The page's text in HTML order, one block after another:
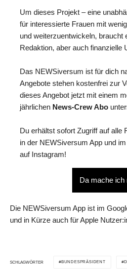
Um dieses Projekt – eine
für interessierte Frauen mit
und weiterzuentwickeln, braucht
Redaktion, aber auch finanzielle
Das NEWSiversum ist für dich
Angebote stehen kostenfrei zur
dieses Angebot jetzt mit einem
jährlichen News-Crew Abo
Du erhältst sofort Zugriff auf alle
in der NEWSiversum App und
auf Instagram!
Da mache ich
Die NEWSiversum App ist im
und in Kürze auch für Apple
SCHLAGWÖRTER BUNDESPRÄSIDENT